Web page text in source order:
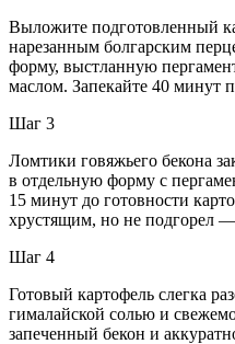
Выложите подготовленный
нарезанным болгарским
форму, выстланную
маслом. Запекайте 40 минут
Шаг 3
Ломтики говяжьего бекона
в отдельную форму с
15 минут до готовности
хрустящим, но не подгорел —
Шаг 4
Готовый картофель слегка
гималайской солью и
запеченный бекон и